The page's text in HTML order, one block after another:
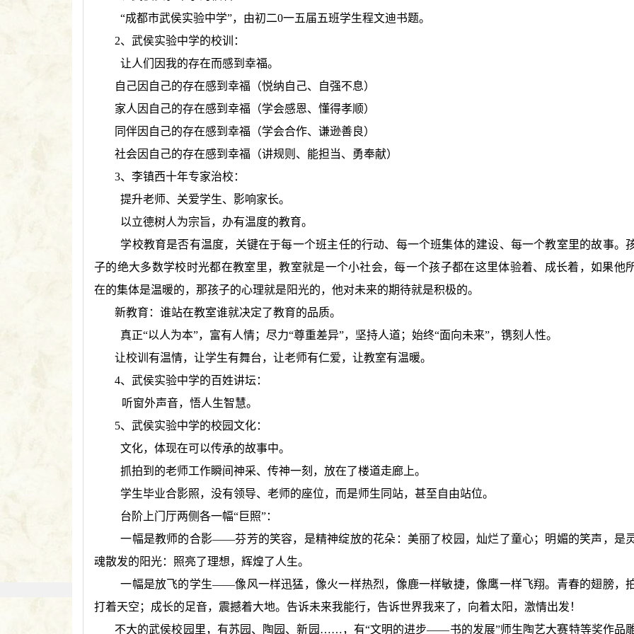
“成都市武侯实验中学”，由初二0一五届五班学生程文迪书题。
2、武侯实验中学的校训：
让人们因我的存在而感到幸福。
自己因自己的存在感到幸福（悦纳自己、自强不息）
家人因自己的存在感到幸福（学会感恩、懂得孝顺）
同伴因自己的存在感到幸福（学会合作、谦逊善良）
社会因自己的存在感到幸福（讲规则、能担当、勇奉献）
3、李镇西十年专家治校：
提升老师、关爱学生、影响家长。
以立德树人为宗旨，办有温度的教育。
学校教育是否有温度，关键在于每一个班主任的行动、每一个班集体的建设、每一个教室里的故事。
子的绝大多数学校时光都在教室里，教室就是一个小社会，每一个孩子都在这里体验着、成长着，如果他
在的集体是温暖的，那孩子的心理就是阳光的，他对未来的期待就是积极的。
新教育：谁站在教室谁就决定了教育的品质。
真正“以人为本”，富有人情；尽力“尊重差异”，坚持人道；始终“面向未来”，镌刻人性。
让校训有温情，让学生有舞台，让老师有仁爱，让教室有温暖。
4、武侯实验中学的百姓讲坛：
听窗外声音，悟人生智慧。
5、武侯实验中学的校园文化：
文化，体现在可以传承的故事中。
抓拍到的老师工作瞬间神采、传神一刻，放在了楼道走廊上。
学生毕业合影照，没有领导、老师的座位，而是师生同站，甚至自由站位。
台阶上门厅两侧各一幅“巨照”：
一幅是教师的合影——芬芳的笑容，是精神绽放的花朵：美丽了校园，灿烂了童心；明媚的笑声，是
魂散发的阳光：照亮了理想，辉煌了人生。
一幅是放飞的学生——像风一样迅猛，像火一样热烈，像鹿一样敏捷，像鹰一样飞翔。青春的翅膀，
打着天空；成长的足音，震撼着大地。告诉未来我能行，告诉世界我来了，向着太阳，激情出发！
不大的武侯校园里，有苏园、陶园、新园……，有“文明的进步——书的发展”师生陶艺大赛特等奖作品